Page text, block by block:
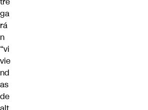
ga
rá
n
“vi
vie
nd
as
de